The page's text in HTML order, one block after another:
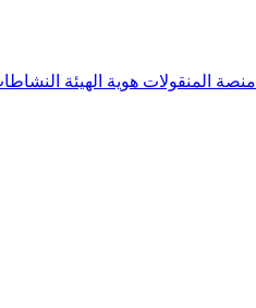
منصة المنقولات هوية الهيئة